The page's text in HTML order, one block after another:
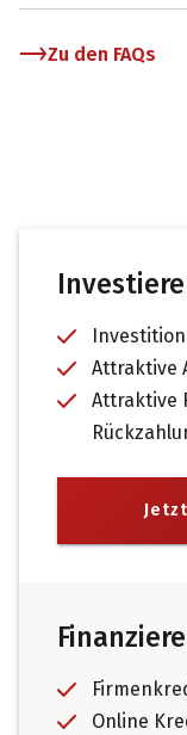
Zu den FAQs
Attraktive
Attraktive
Online